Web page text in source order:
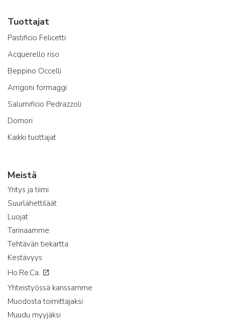
Tuottajat
Pastificio Felicetti
Acquerello riso
Beppino Occelli
Arrigoni formaggi
Salumificio Pedrazzoli
Domori
Kaikki tuottajat
Meistä
Yritys ja tiimi
Suurlähettiläät
Luojat
Tarinaamme
Tehtävän tiekartta
Kestävyys
Ho.Re.Ca.
Yhteistyössä kanssamme
Muodosta toimittajaksi
Muudu myyjäksi